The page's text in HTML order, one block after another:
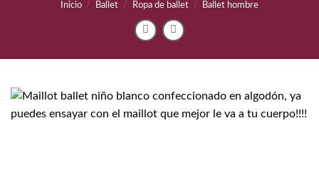
Inicio / Ballet / Ropa de ballet / Ballet hombre